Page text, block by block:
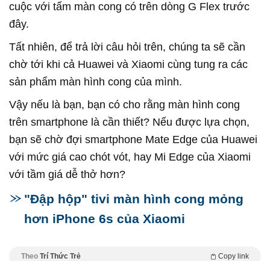
cuộc với tấm màn cong có trên dòng G Flex trước
đây.
Tất nhiên, để trả lời câu hỏi trên, chúng ta sẽ cần
chờ tới khi cả Huawei và Xiaomi cùng tung ra các
sản phẩm màn hình cong của mình.
Vậy nếu là bạn, bạn có cho rằng màn hình cong
trên smartphone là cần thiết? Nếu được lựa chọn,
bạn sẽ chờ đợi smartphone Mate Edge của Huawei
với mức giá cao chót vót, hay Mi Edge của Xiaomi
với tầm giá dễ thở hơn?
"Đập hộp" tivi màn hình cong mỏng
hơn iPhone 6s của Xiaomi
Theo Trí Thức Trẻ Copy link